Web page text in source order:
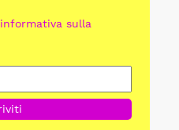
informativa sulla